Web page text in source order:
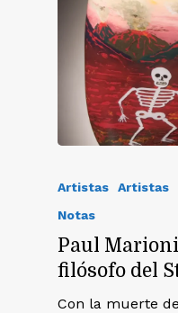
Artistas Artistas
Notas
Paul Marioni
filósofo del
Con la muerte